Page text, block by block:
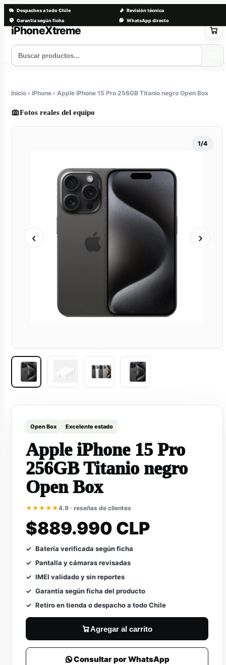
Despachos a todo Chile
Revisión técnica
Garantía según ficha
WhatsApp directo
Saltar
contenido
Inicio › iPhone › Apple iPhone 15 Pro 256GB Titanio negro Open Box
Fotos reales del equipo
‹ ›
1/4
Open Box Excelente estado
Apple iPhone 15 Pro
256GB Titanio negro
Open Box
★★★★★4.9 · reseñas de clientes
$889.990 CLP
Batería verificada según ficha
Pantalla y cámaras revisadas
IMEI validado y sin reportes
Garantía según ficha del producto
Retiro en tienda o despacho a todo Chile
Agregar al carrito
Consultar por WhatsApp